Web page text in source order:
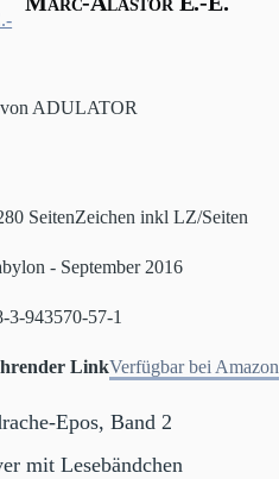
SeitenZeichen inkl LZ/Seiten
- September 2016
3-943570-57-1
LinkVerfügbar bei Amazon
Epos, Band 2
mit Lesebändchen